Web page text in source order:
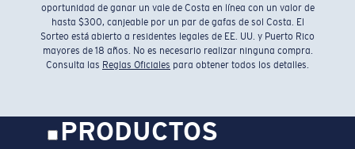
oportunidad de ganar un vale de Costa en línea con un valor de
hasta $300, canjeable por un par de gafas de sol Costa. El
Sorteo está abierto a residentes legales de EE. UU. y Puerto Rico
mayores de 18 años. No es necesario realizar ninguna compra.
Consulta las Reglas Oficiales para obtener todos los detalles.
PRODUCTOS